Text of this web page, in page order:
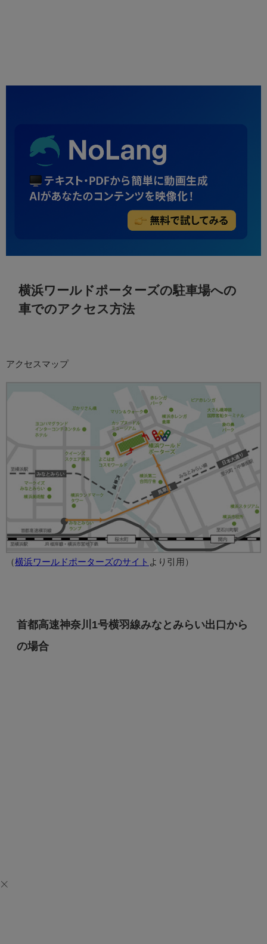
横浜ワールドポーターズの駐車場への
車でのアクセス方法
アクセスマップ
（横浜ワールドポーターズのサイト より引用）
首都高速神奈川1号横羽線みなとみらい出口から
の場合